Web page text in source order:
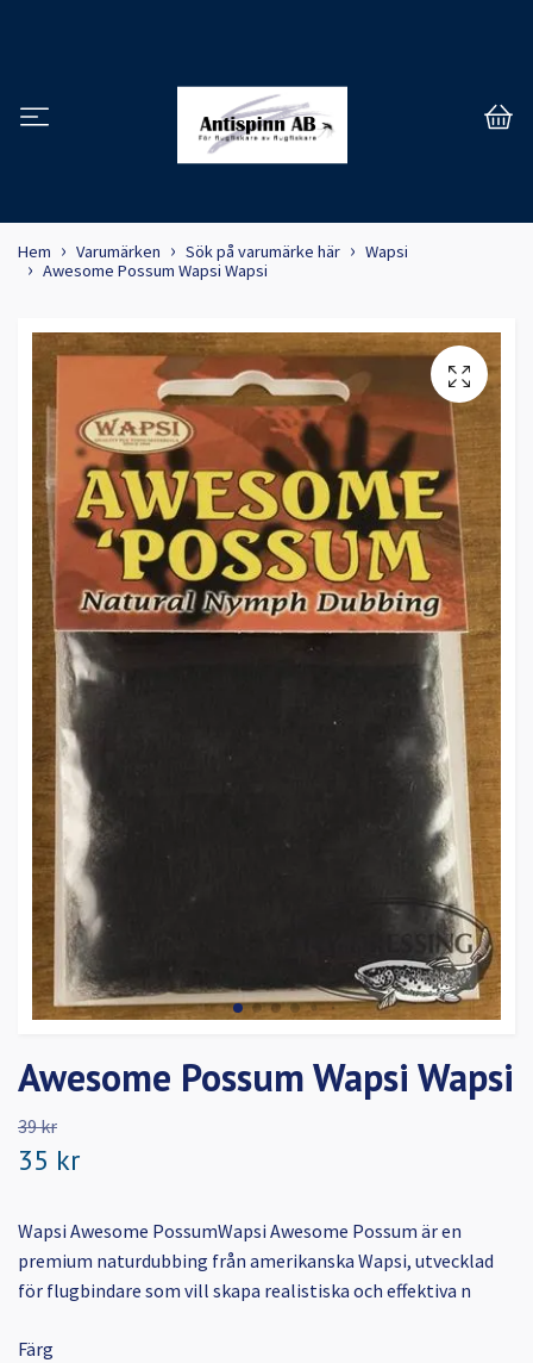
Hem Varumärken Sök på varumärke här
Wapsi
Awesome Possum Wapsi Wapsi
Awesome Possum Wapsi Wapsi
39 kr
35 kr
Wapsi Awesome PossumWapsi Awesome Possum är en
premium naturdubbing från amerikanska Wapsi, utvecklad
för flugbindare som vill skapa realistiska och effektiva n
Färg